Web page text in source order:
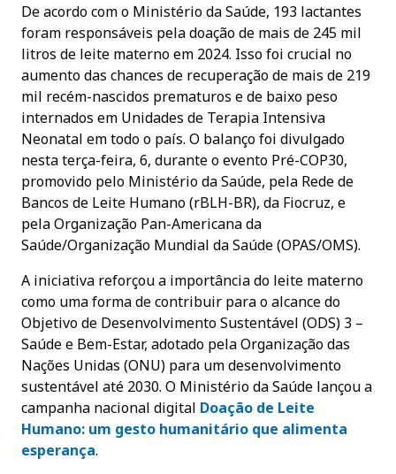
De acordo com o Ministério da Saúde, 193 lactantes
foram responsáveis pela doação de mais de 245 mil
litros de leite materno em 2024. Isso foi crucial no
aumento das chances de recuperação de mais de 219
mil recém-nascidos prematuros e de baixo peso
internados em Unidades de Terapia Intensiva
Neonatal em todo o país. O balanço foi divulgado
nesta terça-feira, 6, durante o evento Pré-COP30,
promovido pelo Ministério da Saúde, pela Rede de
Bancos de Leite Humano (rBLH-BR), da Fiocruz, e
pela Organização Pan-Americana da
Saúde/Organização Mundial da Saúde (OPAS/OMS).
A iniciativa reforçou a importância do leite materno
como uma forma de contribuir para o alcance do
Objetivo de Desenvolvimento Sustentável (ODS) 3 –
Saúde e Bem-Estar, adotado pela Organização das
Nações Unidas (ONU) para um desenvolvimento
sustentável até 2030. O Ministério da Saúde lançou a
campanha nacional digital Doação de Leite
Humano: um gesto humanitário que alimenta
esperança.